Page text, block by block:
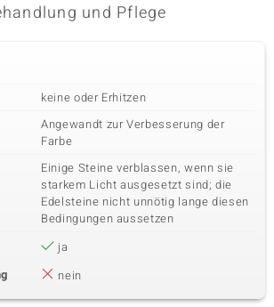
und Pflege
keine oder Erhitzen
Angewandt zur Verbesserung der
Farbe
Einige Steine verblassen, wenn sie
starkem Licht ausgesetzt sind; die
Edelsteine nicht unnötig lange diesen
Bedingungen aussetzen
ja
nein